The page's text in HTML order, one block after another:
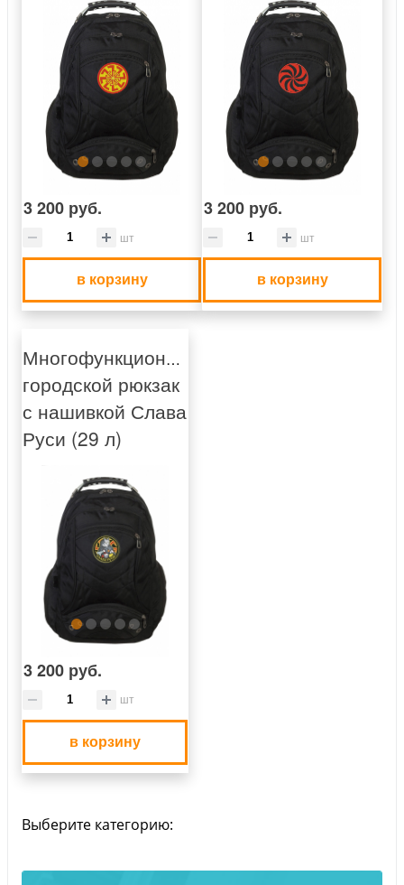
3 200 руб.
шт
в корзину
3 200 руб.
шт
в корзину
Многофункциональный
городской рюкзак
с нашивкой Слава
Руси (29 л)
3 200 руб.
шт
в корзину
Выберите категорию: